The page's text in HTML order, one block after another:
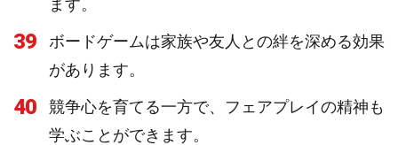
ます。
39
ボードゲームは家族や友人との絆を深める効果
があります。
40
競争心を育てる一方で、フェアプレイの精神も
学ぶことができます。